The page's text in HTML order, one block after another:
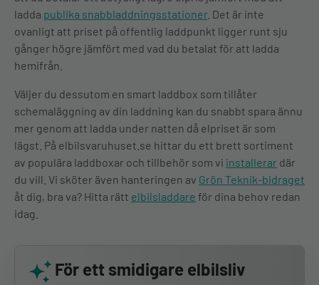
ladda publika snabbladdningsstationer. Det är inte
ovanligt att priset på offentlig laddpunkt ligger runt sju
gånger högre jämfört med vad du betalat för att ladda
hemifrån.
Väljer du dessutom en smart laddbox som tillåter
schemaläggning av din laddning kan du snabbt spara ännu
mer genom att ladda under natten då elpriset är som
lägst. På elbilsvaruhuset.se hittar du ett brett sortiment
av populära laddboxar och tillbehör som vi installerar där
du vill. Vi sköter även hanteringen av Grön Teknik-bidraget
åt dig, bra va? Hitta rätt elbilsladdare för dina behov redan
idag.
För ett smidigare elbilsliv